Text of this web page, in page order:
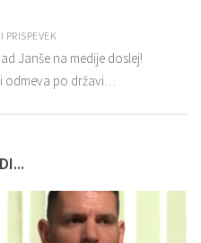
PRISPEVEK
Janše na medije doslej!
odmeva po državi…